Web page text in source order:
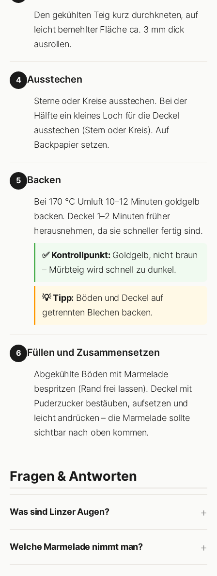
Den gekühlten Teig kurz durchkneten, auf
leicht bemehlter Fläche ca. 3 mm dick
ausrollen.
4 Ausstechen
Sterne oder Kreise ausstechen. Bei der
Hälfte ein kleines Loch für die Deckel
ausstechen (Stern oder Kreis). Auf
Backpapier setzen.
5 Backen
Bei 170 °C Umluft 10–12 Minuten goldgelb
backen. Deckel 1–2 Minuten früher
herausnehmen, da sie schneller fertig sind.
✅ Kontrollpunkt: Goldgelb, nicht braun
– Mürbteig wird schnell zu dunkel.
💡 Tipp: Böden und Deckel auf
getrennten Blechen backen.
6 Füllen und Zusammensetzen
Abgekühlte Böden mit Marmelade
bespritzen (Rand frei lassen). Deckel mit
Puderzucker bestäuben, aufsetzen und
leicht andrücken – die Marmelade sollte
sichtbar nach oben kommen.
Fragen & Antworten
Was sind Linzer Augen?
Welche Marmelade nimmt man?